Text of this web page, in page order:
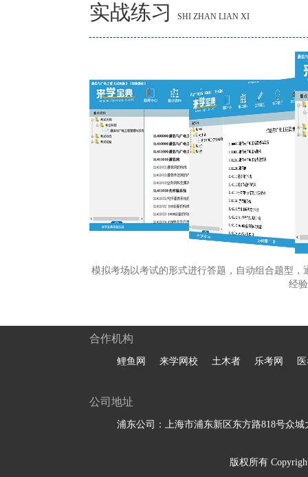
实战练习 SHI ZHAN LIAN XI
模拟考场以考试的形式进行答题，自动组合题型
经
合作机构
鲤鱼网 来学网校 土木者 乐考网
公司地址
浦东公司：上海市浦东新区东方路818号众城
版权所有